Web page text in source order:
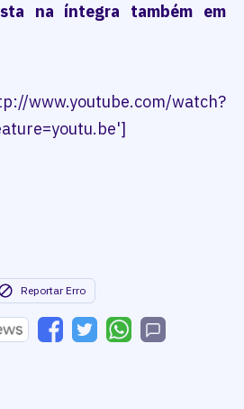
na íntegra também em
www.youtube.com/watch?
Reportar Erro